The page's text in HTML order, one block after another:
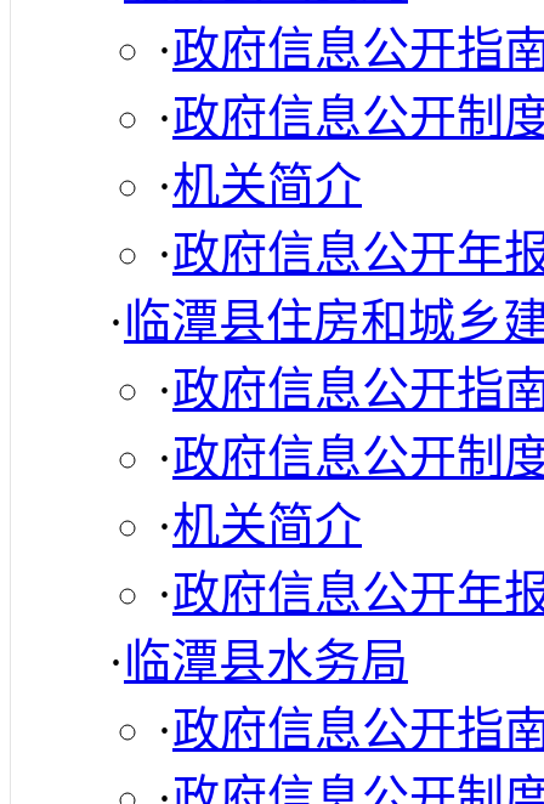
·政府信息公开指
·政府信息公开制
·机关简介
·政府信息公开年
·临潭县住房和城乡
·政府信息公开指
·政府信息公开制
·机关简介
·政府信息公开年
·临潭县水务局
·政府信息公开指